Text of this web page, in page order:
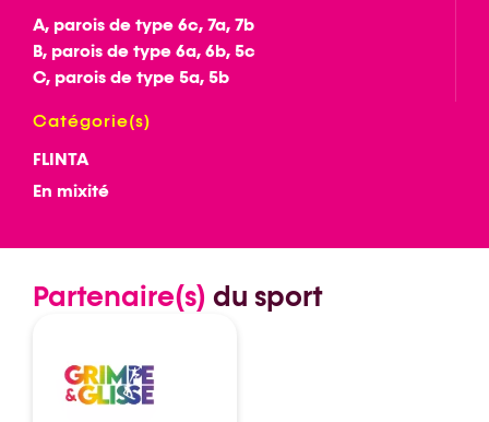
A, parois de type 6c, 7a, 7b
B, parois de type 6a, 6b, 5c
C, parois de type 5a, 5b
Catégorie(s)
FLINTA
En mixité
Partenaire(s) du sport